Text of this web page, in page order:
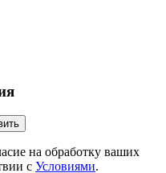
на обработку ваших
с Условиями.